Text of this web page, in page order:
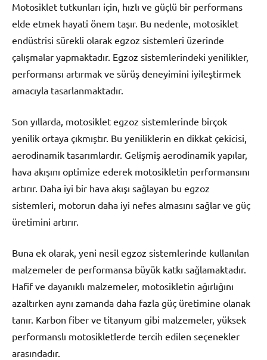
Motosiklet tutkunları için, hızlı ve güçlü bir performans
elde etmek hayati önem taşır. Bu nedenle, motosiklet
endüstrisi sürekli olarak egzoz sistemleri üzerinde
çalışmalar yapmaktadır. Egzoz sistemlerindeki yenilikler,
performansı artırmak ve sürüş deneyimini iyileştirmek
amacıyla tasarlanmaktadır.
Son yıllarda, motosiklet egzoz sistemlerinde birçok
yenilik ortaya çıkmıştır. Bu yeniliklerin en dikkat çekicisi,
aerodinamik tasarımlardır. Gelişmiş aerodinamik yapılar,
hava akışını optimize ederek motosikletin performansını
artırır. Daha iyi bir hava akışı sağlayan bu egzoz
sistemleri, motorun daha iyi nefes almasını sağlar ve güç
üretimini artırır.
Buna ek olarak, yeni nesil egzoz sistemlerinde kullanılan
malzemeler de performansa büyük katkı sağlamaktadır.
Hafif ve dayanıklı malzemeler, motosikletin ağırlığını
azaltırken aynı zamanda daha fazla güç üretimine olanak
tanır. Karbon fiber ve titanyum gibi malzemeler, yüksek
performanslı motosikletlerde tercih edilen seçenekler
arasındadır.